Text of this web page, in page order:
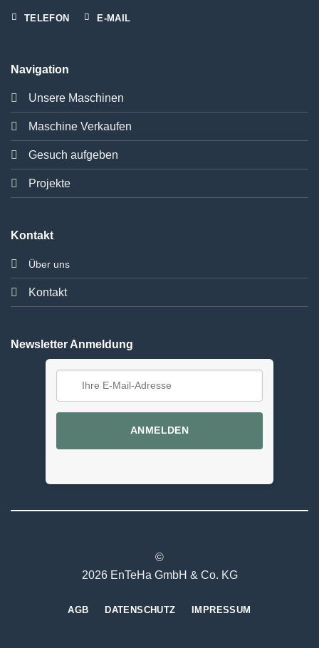
TELEFON E-MAIL
Navigation
Unsere Maschinen
Maschine Verkaufen
Gesuch aufgeben
Projekte
Kontakt
Über uns
Kontakt
Newsletter Anmeldung
ANMELDEN
©
2026 EnTeHa GmbH & Co. KG
AGB DATENSCHUTZ IMPRESSUM